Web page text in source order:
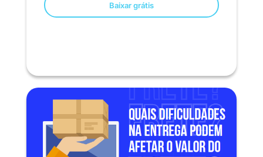
Baixar grátis